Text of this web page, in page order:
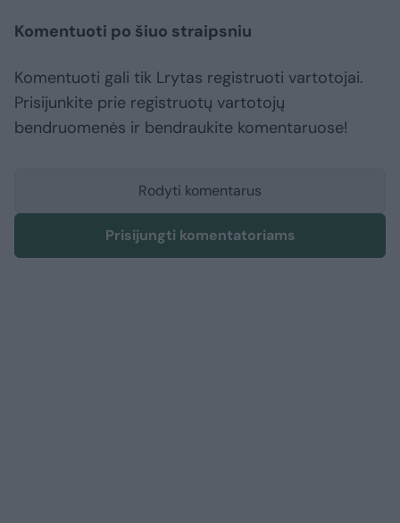
Komentuoti po šiuo straipsniu
Komentuoti gali tik Lrytas registruoti vartotojai.
Prisijunkite prie registruotų vartotojų
bendruomenės ir bendraukite komentaruose!
Rodyti komentarus
Prisijungti komentatoriams